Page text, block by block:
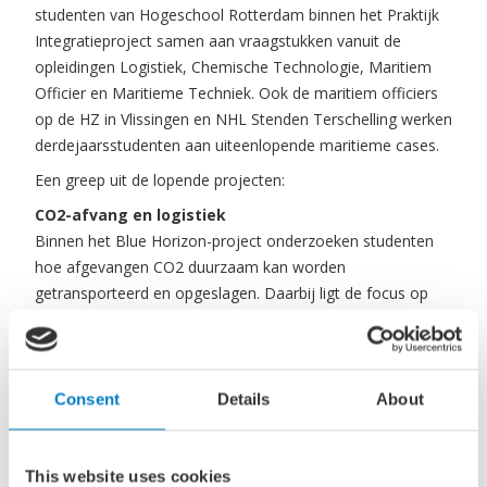
Consent Details About
This website uses cookies
studenten van Hogeschool Rotterdam binnen het Praktijk
Integratieproject samen aan vraagstukken vanuit de
opleidingen Logistiek, Chemische Technologie, Maritiem
Officier en Maritieme Techniek. Ook de maritiem officiers
op de HZ in Vlissingen en NHL Stenden Terschelling werken
derdejaarsstudenten aan uiteenlopende maritieme cases.
Een greep uit de lopende projecten:
CO2-afvang en logistiek
Binnen het Blue Horizon-project onderzoeken studenten
hoe afgevangen CO2 duurzaam kan worden
getransporteerd en opgeslagen. Daarbij ligt de focus op
transport zowel duurzaam als financieel aantrekkelijk kan
Bunkering van waterstof
Binnen het Mineralis Gaasterland-project wordt een schip